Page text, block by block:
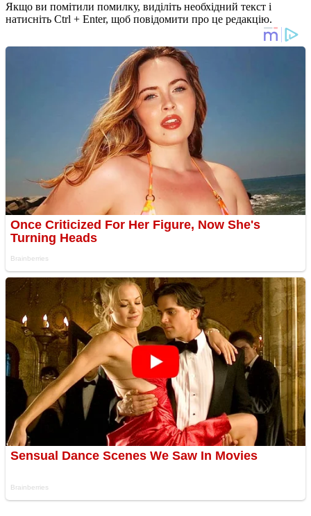
Якщо ви помітили помилку, виділіть необхідний текст і
натисніть Ctrl + Enter, щоб повідомити про це редакцію.